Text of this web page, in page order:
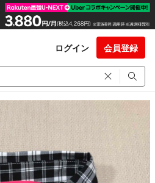
ログイン 会員登録